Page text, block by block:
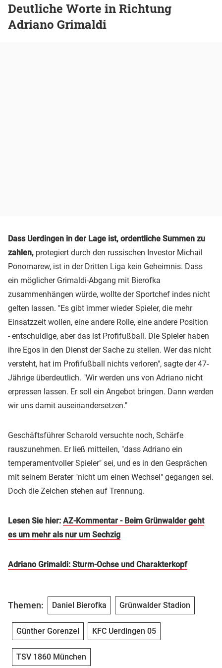
Deutliche Worte in Richtung
Adriano Grimaldi
Dass Uerdingen in der Lage ist, ordentliche Summen zu
zahlen, protegiert durch den russischen Investor Michail
Ponomarew, ist in der Dritten Liga kein Geheimnis. Dass
ein möglicher Grimaldi-Abgang mit Bierofka
zusammenhängen würde, wollte der Sportchef indes nicht
gelten lassen. "Es gibt immer wieder Spieler, die mehr
Einsatzzeit wollen, eine andere Rolle, eine andere Position
- entschuldige, aber das ist Profifußball. Die Spieler haben
ihre Egos in den Dienst der Sache zu stellen. Wer das nicht
versteht, hat im Profifußball nichts verloren", sagte der 47-
Jährige überdeutlich. "Wir werden uns von Adriano nicht
erpressen lassen. Er soll ein Angebot bringen. Dann werden
wir uns damit auseinandersetzen."
Geschäftsführer Scharold versuchte noch, Schärfe
rauszunehmen. Er ließ mitteilen, "dass Adriano ein
temperamentvoller Spieler" sei, und es in den Gesprächen
mit seinem Berater "nicht um einen Wechsel" gegangen sei.
Doch die Zeichen stehen auf Trennung.
Lesen Sie hier: AZ-Kommentar - Beim Grünwalder geht
es um mehr als nur um Sechzig
Adriano Grimaldi: Sturm-Ochse und Charakterkopf
Themen: Daniel Bierofka Grünwalder Stadion
Günther Gorenzel KFC Uerdingen 05
TSV 1860 München